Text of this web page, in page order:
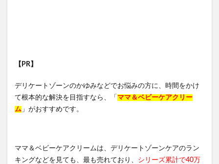
【PR】
デリケートゾーンのかゆみなどでお悩みの方に、時間をかけ
て根本的な解決を目指すなら、「 ママ＆ベビーケアクリー
ム 」がおすすめです。
ママ＆ベビーケアクリームは、デリケートゾーンケアのラン
キングなどを見ても、最も売れており、 シリーズ累計で40万